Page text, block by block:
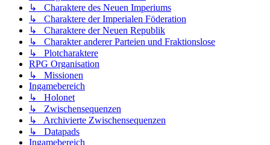
↳ Charaktere des Neuen Imperiums
↳ Charaktere der Imperialen Föderation
↳ Charaktere der Neuen Republik
↳ Charakter anderer Parteien und Fraktionslose
↳ Plotcharaktere
RPG Organisation
↳ Missionen
Ingamebereich
↳ Holonet
↳ Zwischensequenzen
↳ Archivierte Zwischensequenzen
↳ Datapads
Ingamebereich